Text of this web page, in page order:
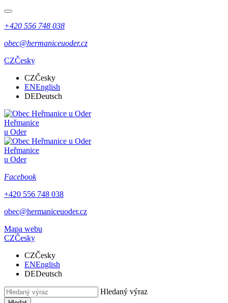
+420 556 748 038
obec@hermaniceuoder.cz
CZČesky
CZČesky
ENEnglish
DEDeutsch
Heřmanice
u Oder
Heřmanice
u Oder
Facebook
+420 556 748 038
obec@hermaniceuoder.cz
Mapa webu
CZČesky
CZČesky
ENEnglish
DEDeutsch
Hledaný výraz